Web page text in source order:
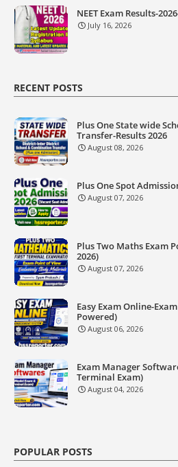
NEET Exam Results-
July 16, 2026
RECENT POSTS
Plus One State wide
Transfer-Results 2026
August 08, 2026
Plus One Spot
August 07, 2026
Plus Two Maths Exam
2026)
August 07, 2026
Easy Exam Online-
Powered)
August 06, 2026
Exam Manager
Terminal Exam)
August 04, 2026
POPULAR POSTS